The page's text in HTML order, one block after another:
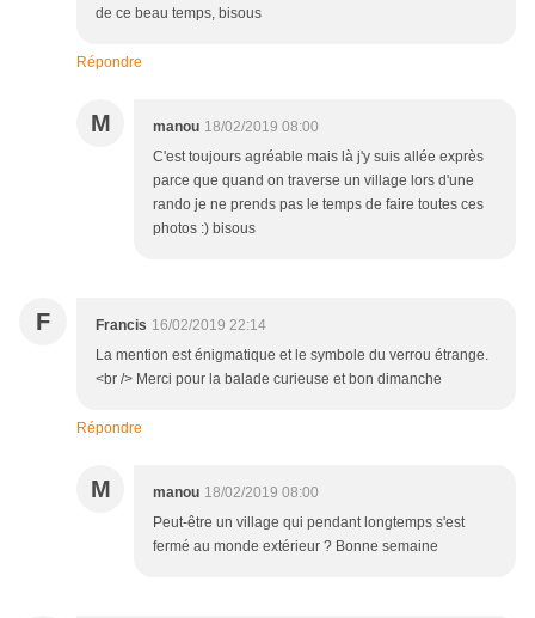
de ce beau temps, bisous
Répondre
M manou 18/02/2019 08:00
C'est toujours agréable mais là j'y suis allée exprès
parce que quand on traverse un village lors d'une
rando je ne prends pas le temps de faire toutes ces
photos :) bisous
F Francis 16/02/2019 22:14
La mention est énigmatique et le symbole du verrou étrange.
<br /> Merci pour la balade curieuse et bon dimanche
Répondre
M manou 18/02/2019 08:00
Peut-être un village qui pendant longtemps s'est
fermé au monde extérieur ? Bonne semaine